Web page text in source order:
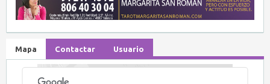
Mapa Contactar Usuario